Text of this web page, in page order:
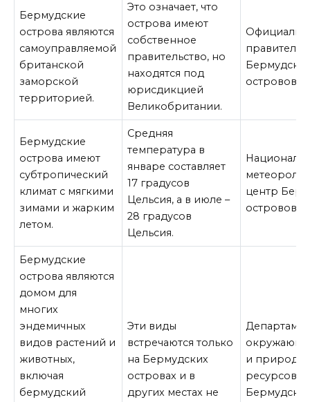
Бермудские
острова являются
самоуправляемой
британской
заморской
территорией.
Это означает, что
острова имеют
собственное
правительство, но
находятся под
юрисдикцией
Великобритании.
островов
Бермудские
острова имеют
субтропический
климат с мягкими
зимами и жарким
летом.
Средняя
температура в
январе составляет
17 градусов
Цельсия, а в июле –
28 градусов
Цельсия.
центр
островов
Бермудские
острова являются
домом для
многих
эндемичных
видов растений и
животных,
включая
бермудский
Эти виды
встречаются только
на Бермудских
островах и в
других местах не
и
ресурсов